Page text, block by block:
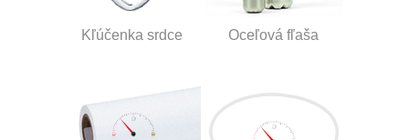
Kľúčenka srdce Oceľová fľaša